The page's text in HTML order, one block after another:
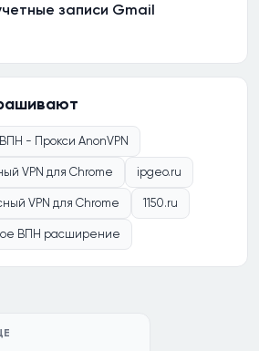
записи Gmail
- Прокси AnonVPN
VPN для Chrome ipgeo.ru
VPN для Chrome 1150.ru
ВПН расширение